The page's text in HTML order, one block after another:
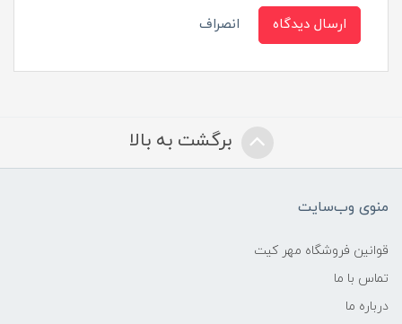
ارسال دیدگاه انصراف
برگشت به بالا
منوی وب‌سایت
قوانین فروشگاه مهر کیت
تماس با ما
درباره ما